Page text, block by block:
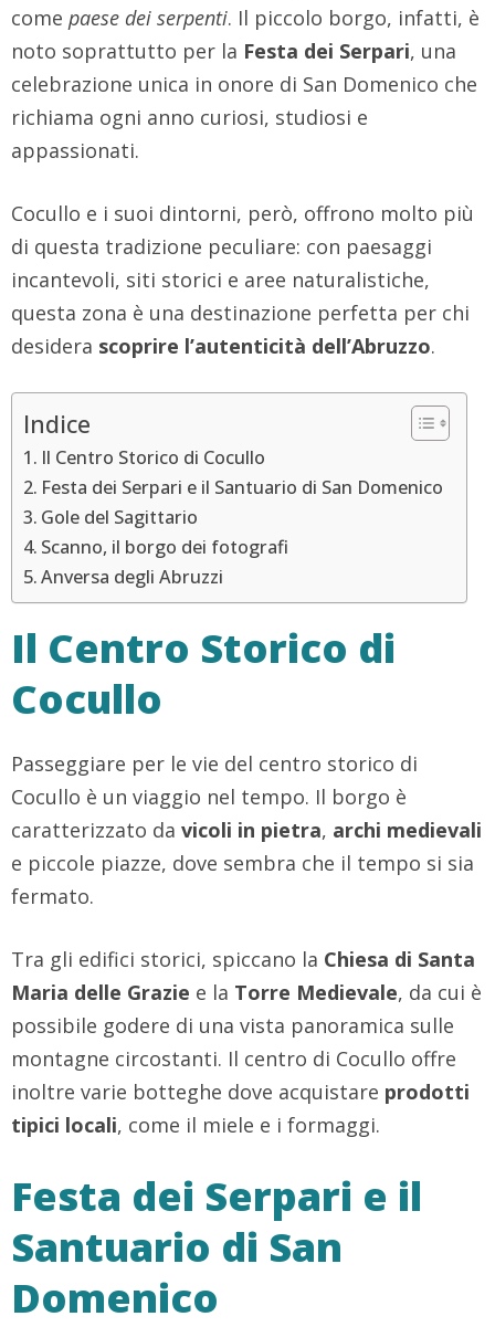
come paese dei serpenti. Il piccolo borgo, infatti, è
noto soprattutto per la Festa dei Serpari, una
celebrazione unica in onore di San Domenico che
richiama ogni anno curiosi, studiosi e
appassionati.
Cocullo e i suoi dintorni, però, offrono molto più
di questa tradizione peculiare: con paesaggi
incantevoli, siti storici e aree naturalistiche,
questa zona è una destinazione perfetta per chi
desidera scoprire l’autenticità dell’Abruzzo.
Indice
Il Centro Storico di Cocullo
Festa dei Serpari e il Santuario di San Domenico
Gole del Sagittario
Scanno, il borgo dei fotografi
Anversa degli Abruzzi
Il Centro Storico di
Cocullo
Passeggiare per le vie del centro storico di
Cocullo è un viaggio nel tempo. Il borgo è
caratterizzato da vicoli in pietra, archi medievali
e piccole piazze, dove sembra che il tempo si sia
fermato.
Tra gli edifici storici, spiccano la Chiesa di Santa
Maria delle Grazie e la Torre Medievale, da cui è
possibile godere di una vista panoramica sulle
montagne circostanti. Il centro di Cocullo offre
inoltre varie botteghe dove acquistare prodotti
tipici locali, come il miele e i formaggi.
Festa dei Serpari e il
Santuario di San
Domenico